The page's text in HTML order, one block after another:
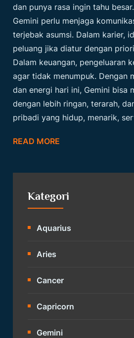
dan punya rasa ingin tahu
Gemini perlu menjaga
terjebak asumsi. Dalam karier,
peluang jika diatur dengan
Dalam keuangan, pengeluaran
agar tidak menumpuk. Dengan
dan energi hari ini, Gemini bisa
dengan lebih ringan, terarah,
pribadi yang hidup, menarik,
READ MORE
Kategori
Aquarius
Aries
Cancer
Capricorn
Gemini